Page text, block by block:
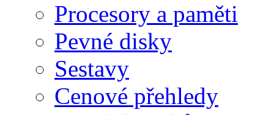
Procesory a paměti
Pevné disky
Sestavy
Cenové přehledy